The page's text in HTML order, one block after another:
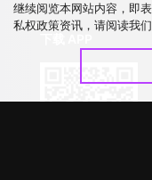
继续阅览本网站内容，即
私权政策资讯，请阅读我